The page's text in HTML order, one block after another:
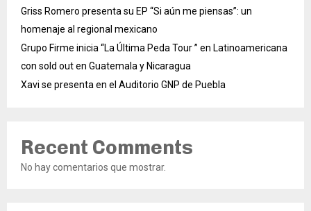
Griss Romero presenta su EP “Si aún me piensas”: un
homenaje al regional mexicano
Grupo Firme inicia “La Última Peda Tour ” en Latinoamericana
con sold out en Guatemala y Nicaragua
Xavi se presenta en el Auditorio GNP de Puebla
Recent Comments
No hay comentarios que mostrar.